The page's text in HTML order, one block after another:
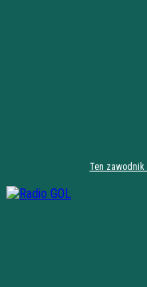
Ten zawodnik